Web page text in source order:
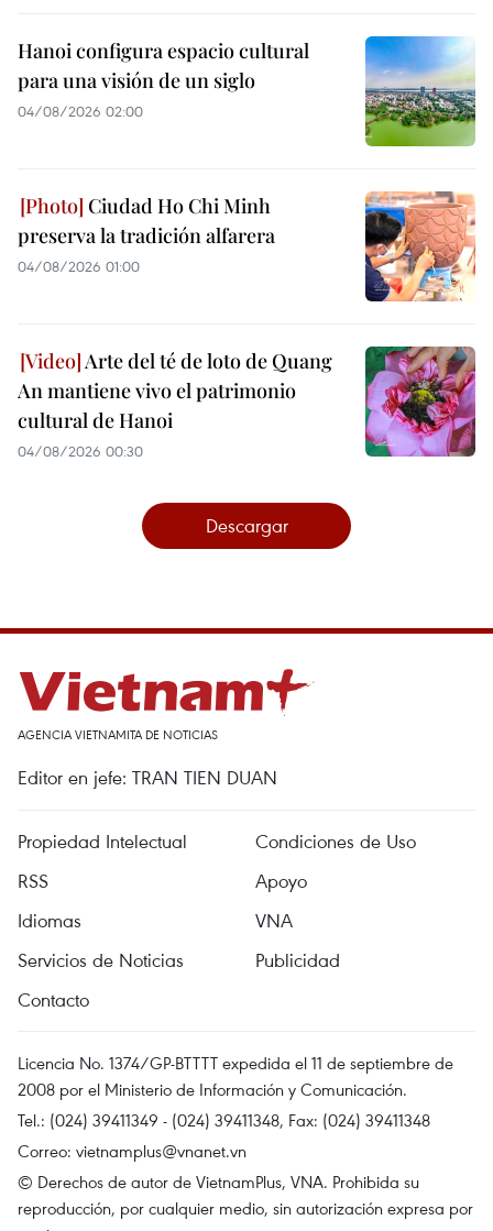
Hanoi configura espacio cultural
para una visión de un siglo
04/08/2026 02:00
Ciudad Ho Chi Minh
preserva la tradición alfarera
04/08/2026 01:00
Arte del té de loto de Quang
An mantiene vivo el patrimonio
cultural de Hanoi
04/08/2026 00:30
Descargar
AGENCIA VIETNAMITA DE NOTICIAS
Editor en jefe: TRAN TIEN DUAN
Propiedad Intelectual
Condiciones de Uso
RSS
Apoyo
Idiomas
VNA
Servicios de Noticias
Publicidad
Contacto
Licencia No. 1374/GP-BTTTT expedida el 11 de septiembre de
2008 por el Ministerio de Información y Comunicación.
Tel.: (024) 39411349 - (024) 39411348, Fax: (024) 39411348
Correo: vietnamplus@vnanet.vn
© Derechos de autor de VietnamPlus, VNA. Prohibida su
reproducción, por cualquier medio, sin autorización expresa por